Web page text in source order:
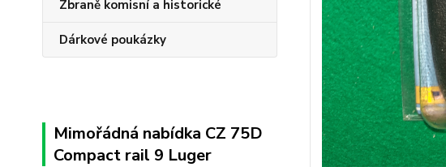
Zbraně komisní a historické
Dárkové poukázky
Mimořádná nabídka CZ 75D
Compact rail 9 Luger